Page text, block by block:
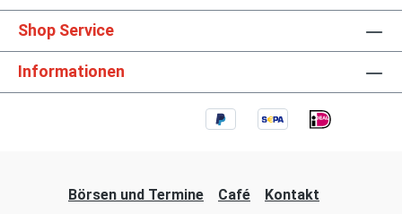
Shop Service
Informationen
Börsen und Termine Café Kontakt